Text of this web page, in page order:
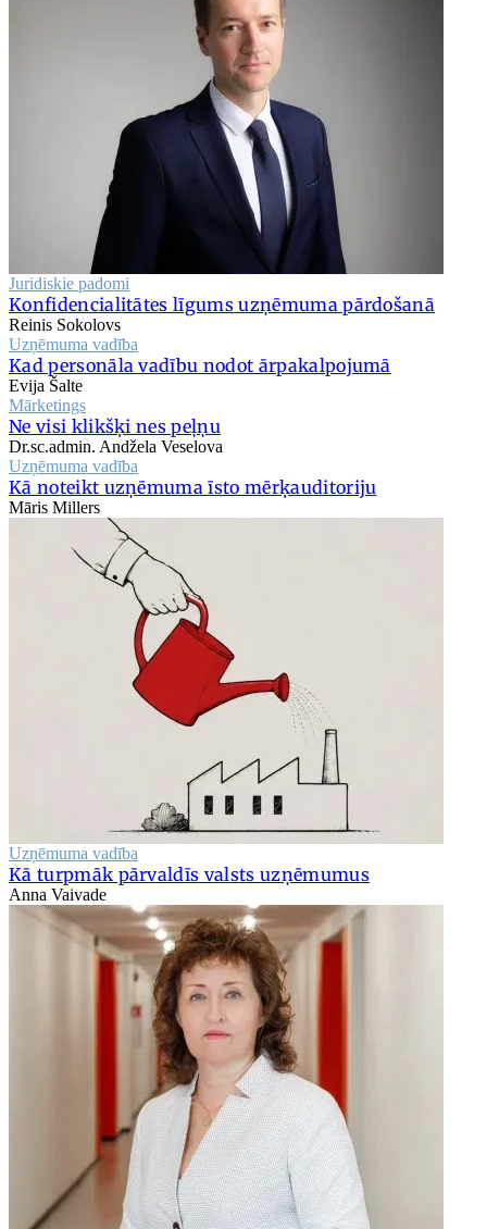
Juridiskie padomi
Konfidencialitātes līgums uzņēmuma pārdošanā
Reinis Sokolovs
Uzņēmuma vadība
Kad personāla vadību nodot ārpakalpojumā
Evija Šalte
Mārketings
Ne visi klikšķi nes peļņu
Dr.sc.admin. Andžela Veselova
Uzņēmuma vadība
Kā noteikt uzņēmuma īsto mērķauditoriju
Māris Millers
Uzņēmuma vadība
Kā turpmāk pārvaldīs valsts uzņēmumus
Anna Vaivade